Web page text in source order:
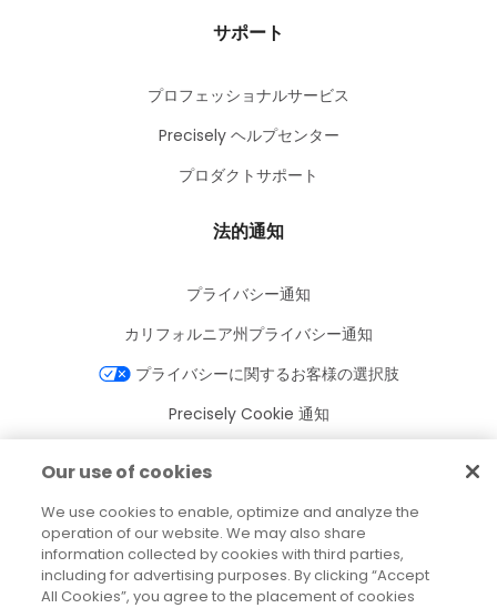
サポート
プロフェッショナルサービス
Precisely ヘルプセンター
プロダクトサポート
法的通知
プライバシー通知
カリフォルニア州プライバシー通知
プライバシーに関するお客様の選択肢
Precisely Cookie 通知
商標
法人
Our use of cookies
We use cookies to enable, optimize and analyze the
operation of our website. We may also share
information collected by cookies with third parties,
including for advertising purposes. By clicking “Accept
All Cookies”, you agree to the placement of cookies